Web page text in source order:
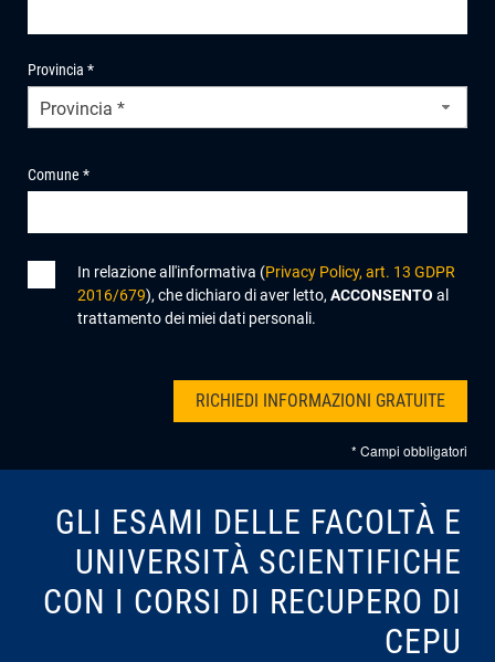
Provincia *
Provincia *
Comune *
In relazione all'informativa (Privacy Policy, art. 13 GDPR
2016/679), che dichiaro di aver letto, ACCONSENTO al
trattamento dei miei dati personali.
* Campi obbligatori
GLI ESAMI DELLE FACOLTÀ E
UNIVERSITÀ SCIENTIFICHE
CON I CORSI DI RECUPERO DI
CEPU